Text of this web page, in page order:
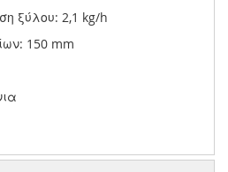
ξύλου: 2,1 kg/h
150 mm